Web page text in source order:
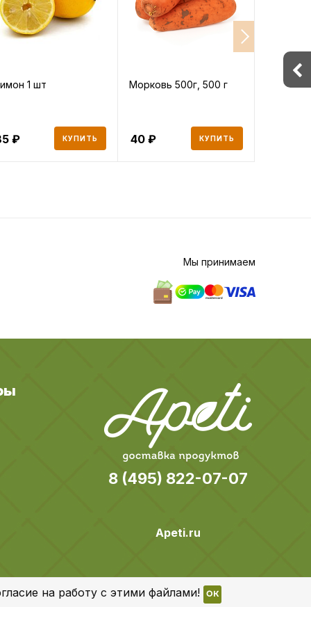
1 шт
КУПИТЬ
Морковь 500г, 500 г
40 КУПИТЬ
Свекла
Мы принимаем
8 (495) 822-07-07
Apeti.ru
Все права защищены
на работу с этими файлами! OK